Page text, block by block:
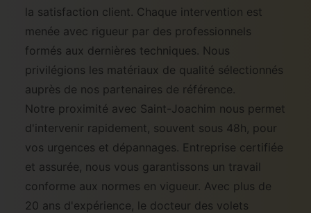
la satisfaction client. Chaque intervention est
menée avec rigueur par des professionnels
formés aux dernières techniques. Nous
privilégions les matériaux de qualité sélectionnés
auprès de nos partenaires de référence.
Notre proximité avec Saint-Joachim nous permet
d'intervenir rapidement, souvent sous 48h, pour
vos urgences et dépannages. Entreprise certifiée
et assurée, nous vous garantissons un travail
conforme aux normes en vigueur. Avec plus de
20 ans d'expérience, le docteur des volets